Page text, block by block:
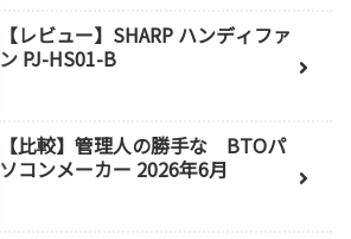
【レビュー】SHARP ハンディファ
ン PJ-HS01-B
【比較】管理人の勝手な BTOパ
ソコンメーカー 2026年6月